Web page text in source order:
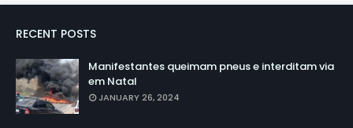
RECENT POSTS
Manifestantes queimam pneus e interditam via
em Natal
JANUARY 26, 2024